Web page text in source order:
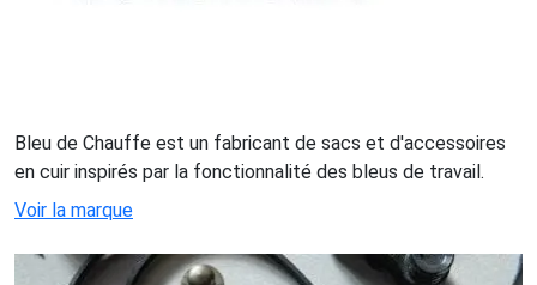
Bleu de Chauffe est un fabricant de sacs et d'accessoires
en cuir inspirés par la fonctionnalité des bleus de travail.
Voir la marque